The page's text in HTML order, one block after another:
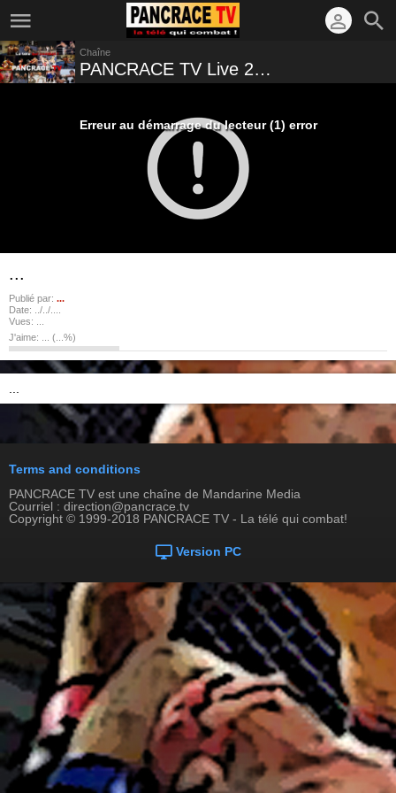
Chaîne
PANCRACE TV Live 24/24
Erreur au démarrage du lecteur (1) error
...
Publié par: ...
Date:
../../....
Vues:
J'aime:
( %)
Terms and conditions
PANCRACE TV est une chaîne de Mandarine Media
Courriel : direction@pancrace.tv
Copyright © 1999-2018 PANCRACE TV - La télé qui combat!
Version PC